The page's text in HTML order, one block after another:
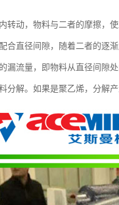
转动，物料与二者的摩擦，
合直径间隙，随着二者的逐
漏流量，即物料从直径间隙
分解。如果是聚乙烯，分解